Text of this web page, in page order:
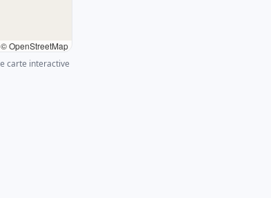
© OpenStreetMap
carte interactive